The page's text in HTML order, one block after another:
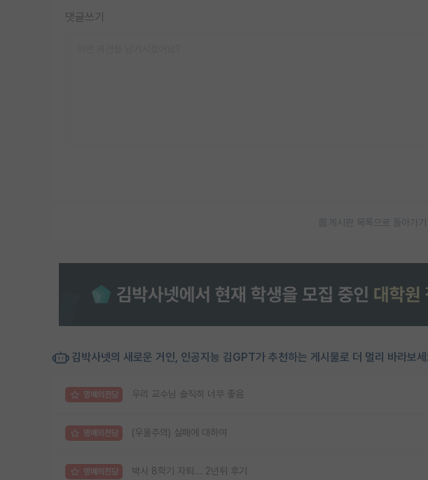
댓글쓰기
게시판 목록으로 돌아가기
김박사넷의 새로운 거인, 인공지능 김GPT가 추천하는 게시물로 더 멀리 바라보
명예의전당 우리 교수님 솔직히 너무 좋음
명예의전당 (우울주의) 실패에 대하여
명예의전당 박사 8학기 자퇴... 2년뒤 후기